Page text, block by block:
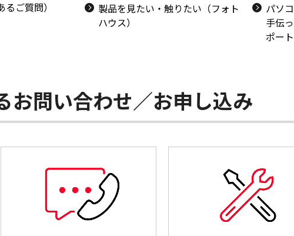
ご質問）
製品を見たい・触りたい（フォト
ハウス）
パソ
手伝
ポー
お問い合わせ／お申し込み